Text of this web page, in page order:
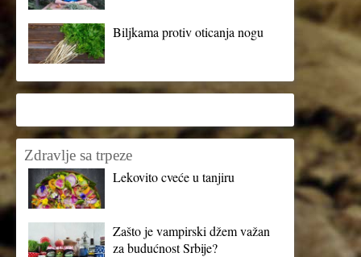
Biljkama protiv oticanja nogu
Zdravlje sa trpeze
Lekovito cveće u tanjiru
Zašto je vampirski džem važan
za budućnost Srbije?